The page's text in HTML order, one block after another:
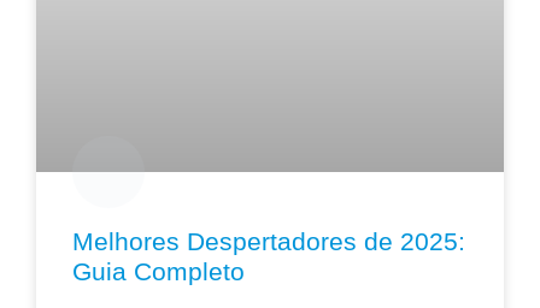
Melhores Despertadores de 2025:
Guia Completo